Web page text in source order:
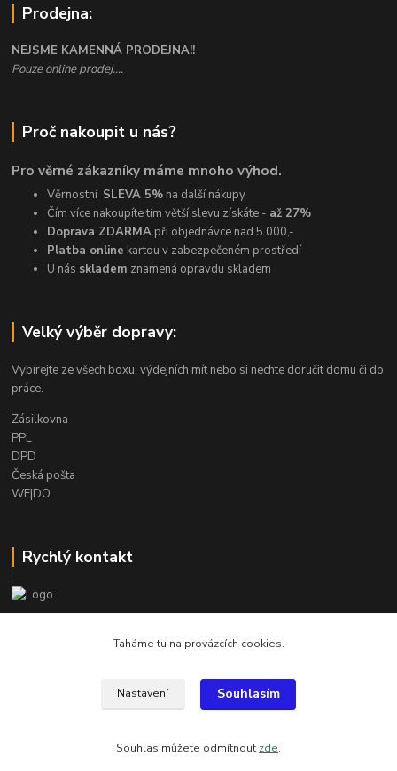
Prodejna:
NEJSME KAMENNÁ PRODEJNA!!
Pouze online prodej....
Proč nakoupit u nás?
Pro věrné zákazníky máme mnoho výhod.
Věrnostní SLEVA 5% na další nákupy
Čím více nakoupíte tím větší slevu získáte - až 27%
Doprava ZDARMA při objednávce nad 5.000,-
Platba online kartou v zabezpečeném prostředí
U nás skladem znamená opravdu skladem
Velký výběr dopravy:
Vybírejte ze všech boxu, výdejních mít nebo si nechte doručit domu či do
práce.
Zásilkovna
PPL
DPD
Česká pošta
WE|DO
Rychlý kontakt
info@armygalanterie.cz
Všechny obrázky, popisky a texty jsou chráněny autorským právem
Taháme tu na provázcích cookies.
Nastavení Souhlasím
Souhlas můžete odmítnout zde.